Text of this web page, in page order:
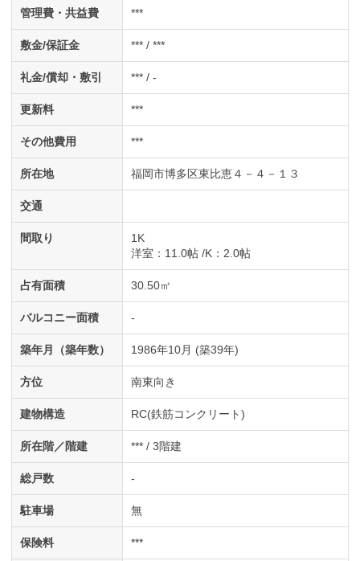
管理費・共益費 ***
敷金/保証金 *** / ***
礼金/償却・敷引 *** / -
更新料 ***
その他費用 ***
所在地 福岡市博多区東比恵４－４－１３
交通
間取り
1K
洋室 ：11.0帖 K ：2.0帖
占有面積 30.50㎡
バルコニー面積 -
築年月（築年数） 1986年10月 (築39年)
方位 南東向き
建物構造 RC(鉄筋コンクリート)
所在階／階建 *** / 3階建
総戸数 -
駐車場 無
保険料 ***